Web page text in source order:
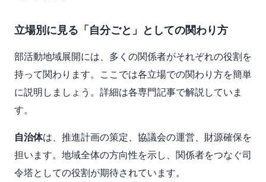
立場別に見る「自分ごと」としての関わり方
部活動地域展開には、多くの関係者がそれぞれの役割を
持って関わります。ここでは各立場での関わり方を簡単
に説明しましょう。詳細は各専門記事で解説していま
す。
自治体は、推進計画の策定、協議会の運営、財源確保を
担います。地域全体の方向性を示し、関係者をつなぐ司
令塔としての役割が期待されています。